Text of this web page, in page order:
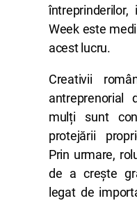
Week este
acest lucru.
Creativii
antreprenorial
mulți sunt
protejării
Prin urmare,
de a crește
legat de